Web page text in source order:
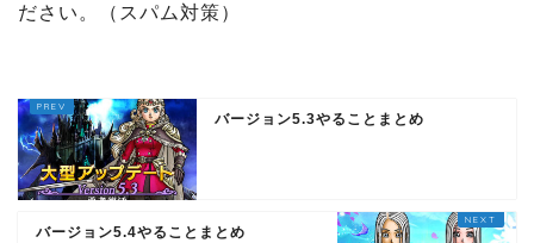
ださい。（スパム対策）
バージョン5.3やることまとめ
バージョン5.4やることまとめ